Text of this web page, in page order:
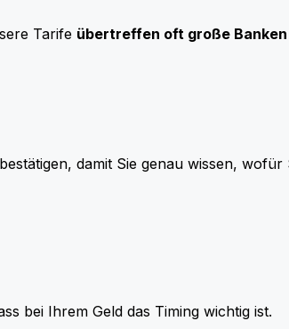
Tarife übertreffen oft große Banken
damit Sie genau wissen,
bei Ihrem Geld das Timing wichtig ist.